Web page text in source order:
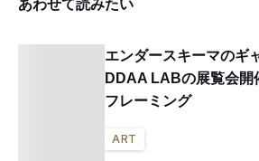
あわせて読みたい
エンダースキーマのギ
DDAA LABの展覧会開
フレーミング
ART